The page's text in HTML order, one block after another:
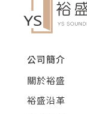
公司簡介
關於裕盛
裕盛沿革